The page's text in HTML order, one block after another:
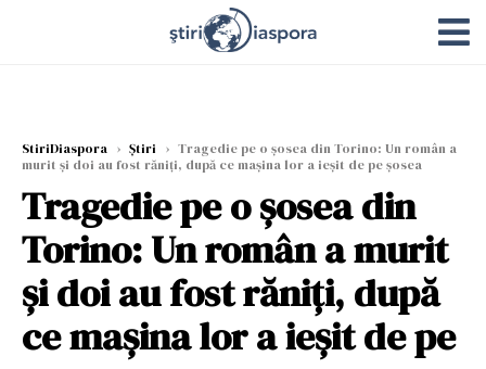
StiriDiaspora › Știri › Tragedie pe o șosea din Torino: Un român a
murit și doi au fost răniți, după ce mașina lor a ieșit de pe șosea
Tragedie pe o șosea din
Torino: Un român a murit
și doi au fost răniți, după
ce mașina lor a ieșit de pe